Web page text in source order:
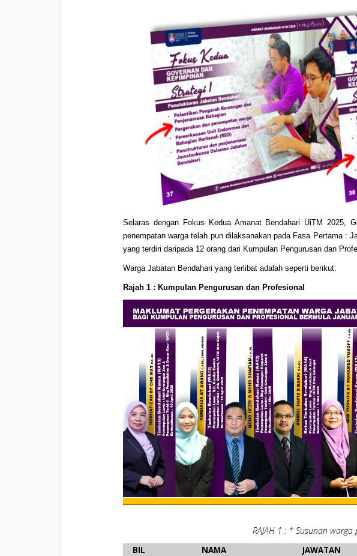
Selaras dengan Fokus Kedua Amanat Bendahari UiTM 2025,
penempatan warga telah pun dilaksanakan pada Fasa Pertama :
yang terdiri daripada 12 orang dari Kumpulan Pengurusan dan
Warga Jabatan Bendahari yang terlibat adalah seperti berikut:
Rajah 1 : Kumpulan Pengurusan dan Profesional
RAJAH 1 : * Susunan
BIL NAMA JAWATAN